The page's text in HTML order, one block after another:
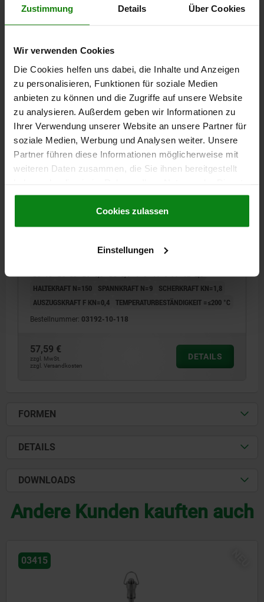
Zustimmung Details Über Cookies
Wir verwenden Cookies
Die Cookies helfen uns dabei, die Inhalte und Anzeigen
zu personalisieren, Funktionen für soziale Medien
anbieten zu können und die Zugriffe auf unsere Website
zu analysieren. Außerdem geben wir Informationen zu
Ihrer Verwendung unserer Website an unsere Partner für
soziale Medien, Werbung und Analysen weiter. Unsere
Partner führen diese Informationen möglicherweise mit
weiteren Daten zusammen, die Sie ihnen bereitgestellt
gesammelt haben.Cookie Richtlinien
Datenschutz|AGB
Cookies zulassen
Einstellungen
TEMPERATURBESTÄNDIGKEIT =≤200 °C
zzgl. MwSt.
DETAILS
03192-10
DREHSPANNVERSCHLUSS, D1=18, EDELSTAHL
MATERIAL KOMPONENTE=EDELSTAHL
D5=18 D6=35 D7=6,5 D8=3,4 T=6 T1=6-14 T2=2,5
HALTEKRAFT N=150
SPANNKRAFT N=9
SCHERKRAFT KN=1,8
AUSZUGSKRAFT F KN=0,4 TEMPERATURBESTÄNDIGKEIT =≤200 °C
Bestellnummer: 03192-10-118
57,59 €
zzgl. MwSt.
zzgl. Versandkosten
DETAILS
FORMEN
DETAILS
DOWNLOADS
Andere Kunden kauften auch
03415